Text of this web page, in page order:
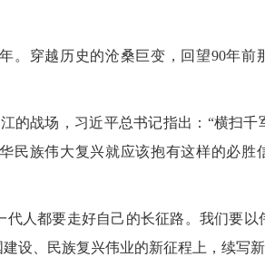
穿越历史的沧桑巨变，回望90年前
战场，习近平总书记指出：“横扫千
民族伟大复兴就应该抱有这样的必胜
人都要走好自己的长征路。我们要以
设、民族复兴伟业的新征程上，续写新